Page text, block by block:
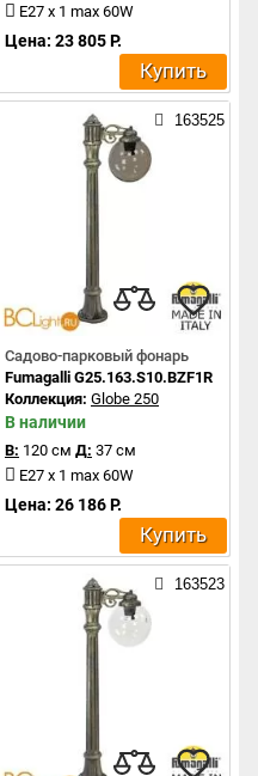
E27 x 1 max 60W
Цена: 23 805 Р.
Купить
163525
Садово-парковый фонарь
Fumagalli G25.163.S10.BZF1R
Коллекция: Globe 250
В наличии
В: 120 см Д: 37 см
E27 x 1 max 60W
Цена: 26 186 Р.
Купить
163523